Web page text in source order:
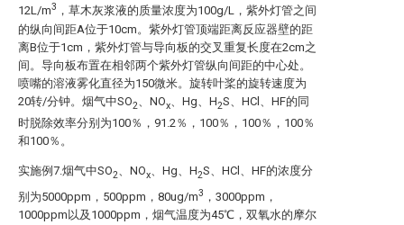
12L/m3 ，草木灰浆液的质量浓度为100g/L，紫外灯管之间
的纵向间距A位于10cm。紫外灯管顶端距离反应器壁的距
离B位于1cm，紫外灯管与导向板的交叉重复长度在2cm之
间。导向板布置在相邻两个紫外灯管纵向间距的中心处。
喷嘴的溶液雾化直径为150微米。旋转叶桨的旋转速度为
20转/分钟。烟气中SO2 、NOx 、Hg、H2S、HCl、HF的同
时脱除效率分别为100％，91.2％，100％，100％，100％
和100％。
实施例7.烟气中SO2、NOx、Hg、H2S、HCl、HF的浓度分
别为5000ppm，500ppm，80ug/m3 ，3000ppm，
1000ppm以及1000ppm，烟气温度为45℃，双氧水的摩尔